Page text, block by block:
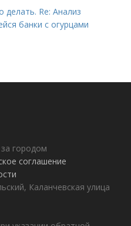
делать. Re: Анализ
банки с огурцами
городом
соглашение
Каланчевская улица